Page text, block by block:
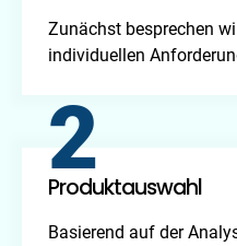
Zunächst besprechen
individuellen
Produktauswahl
Basierend auf der
2